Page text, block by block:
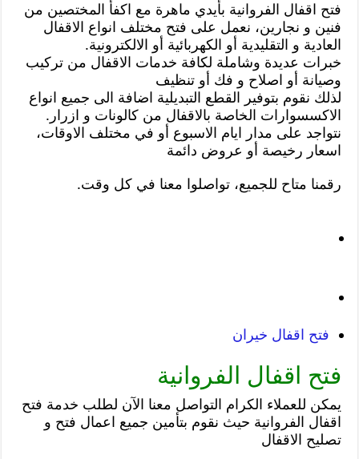
فتح اقفال الفروانية بأيدي ماهرة مع اكفأ المختصين من
فنين و نجارين، نعمل على فتح مختلف انواع الاقفال
العادية و التقليدية أو الكهربائية أو الالكترونية.
خبرات عديدة وشاملة لكافة خدمات الاقفال من تركيب
وصيانة أو اصلاح و فك أو تنظيف
لذلك نقوم بتوفير القطع التبديلية اضافة الى جميع انواع
الاكسسوارات الخاصة بالاقفال من كالونات و ازرار.
نتواجد على مدار ايام الاسبوع أو في مختلف الاوقات،
اسعار رخيصة أو عروض دائمة
رقمنا متاح للجميع، تواصلوا معنا في كل وقت.
فتح اقفال خيران
فتح اقفال الفروانية
يمكن للعملاء الكرام التواصل معنا الآن لطلب خدمة فتح
اقفال الفروانية حيث نقوم بتأمين جميع اعمال فتح و
تصليح الاقفال